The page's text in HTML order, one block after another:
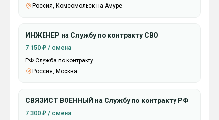
Россия, Комсомольск-на-Амуре
ИНЖЕНЕР на Службу по контракту СВО
7 150 ₽ / смена
РФ Служба по контракту
Россия, Москва
СВЯЗИСТ ВОЕННЫЙ на Службу по контракту РФ
7 300 ₽ / смена